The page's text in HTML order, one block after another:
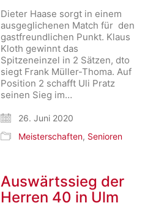
Dieter Haase sorgt in einem
ausgeglichenen Match für den
gastfreundlichen Punkt. Klaus
Kloth gewinnt das
Spitzeneinzel in 2 Sätzen, dto
siegt Frank Müller-Thoma. Auf
Position 2 schafft Uli Pratz
seinen Sieg im…
26. Juni 2020
Meisterschaften, Senioren
Auswärtssieg der
Herren 40 in Ulm